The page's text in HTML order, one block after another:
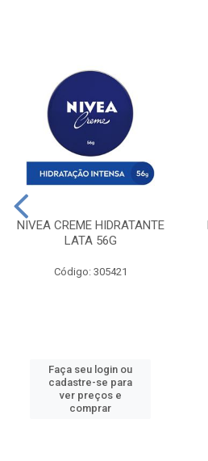
NIVEA CREME HIDRATANTE
LATA 56G
Código: 305421
Faça seu login ou
cadastre-se para
ver preços e
comprar